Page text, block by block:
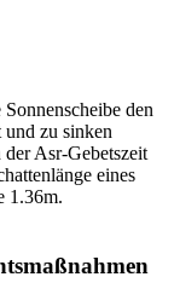
den
und zu sinken
Asr-Gebetszeit
eines
1.36m.